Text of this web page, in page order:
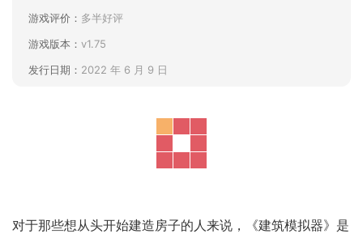
游戏评价： 多半好评
游戏版本： v1.75
发行日期： 2022 年 6 月 9 日
对于那些想从头开始建造房子的人来说，《建筑模拟器》是